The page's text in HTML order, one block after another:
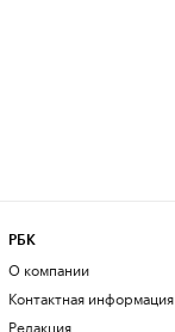
РБК
О компании
Контактная информация
Редакция